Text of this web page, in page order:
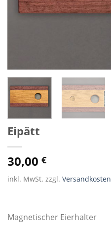
Eipätt
30,00 €
inkl. MwSt. zzgl. Versandkosten
Magnetischer Eierhalter